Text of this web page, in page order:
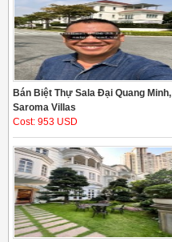
Bán Biệt Thự Sala Đại Quang Minh,
Saroma Villas
Cost: 953 USD